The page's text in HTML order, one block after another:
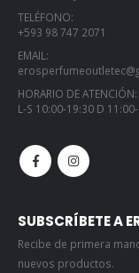
TELÉFONO:
+593 98 747 2071
EMAIL:
HORARIO DE ATENCIÓN:
L-S 10:00-19:30 D
SUBSCRÍBETE A
Recibe de primera
nuevos productos.